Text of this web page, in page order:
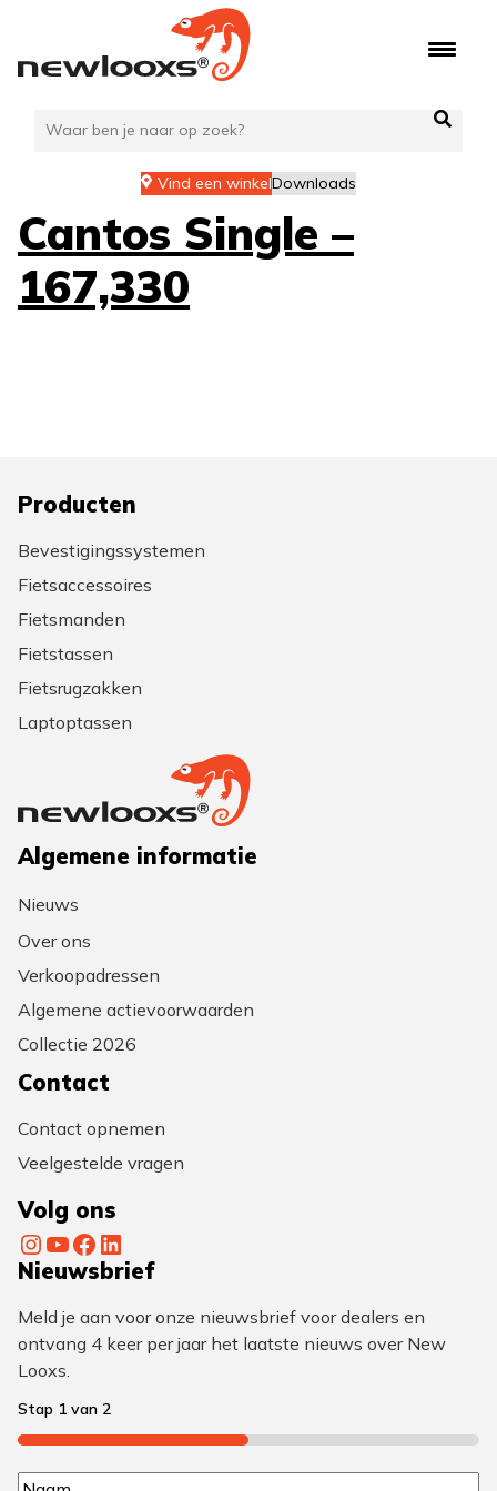
de
Vind een winkelDownloads
Cantos Single –
167,330
Producten
Bevestigingssystemen
Fietsaccessoires
Fietsmanden
Fietstassen
Fietsrugzakken
Laptoptassen
Algemene informatie
Nieuws
Over ons
Verkoopadressen
Algemene actievoorwaarden
Collectie 2026
Contact
Contact opnemen
Veelgestelde vragen
Volg ons
InstagramYouTube Facebook LinkedIn
Nieuwsbrief
Meld je aan voor onze nieuwsbrief voor dealers en
ontvang 4 keer per jaar het laatste nieuws over New
Looxs.
Stap 1 van 2
50%